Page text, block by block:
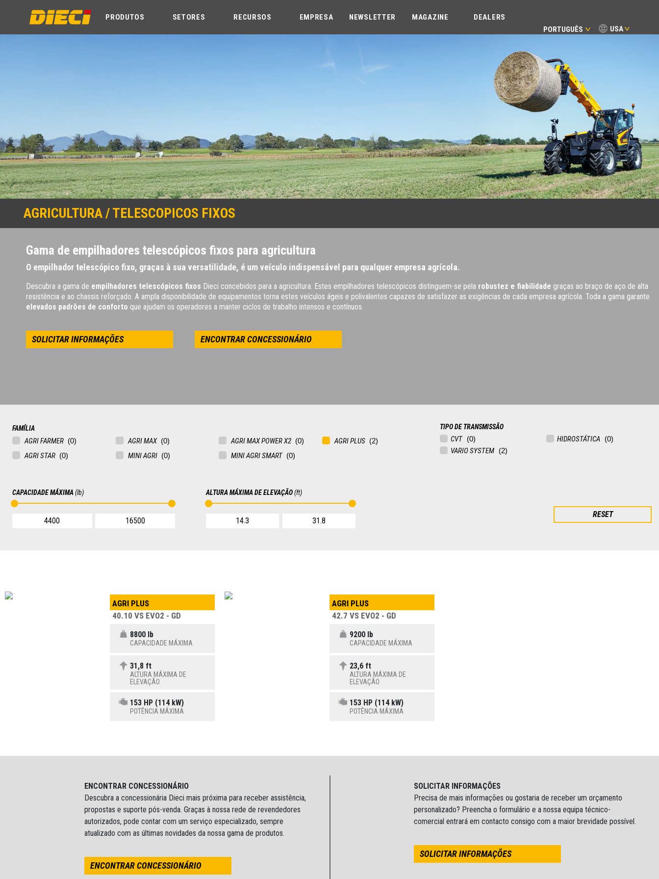
USA
PORTUGUÊS
NEWSLETTER MAGAZINE DEALERS
PRODUTOS SETORES RECURSOS EMPRESA
AGRICULTURA / TELESCOPICOS FIXOS
Gama de empilhadores telescópicos fixos para agricultura
O empilhador telescópico fixo, graças à sua versatilidade, é um veículo indispensável para qualquer empresa agrícola.
Descubra a gama de empilhadores telescópicos fixos Dieci concebidos para a agricultura. Estes empilhadores telescópicos distinguem-se pela robustez e fiabilidade graças ao braço de aço de alta
resistência e ao chassis reforçado. A ampla disponibilidade de equipamentos torna estes veículos ágeis e polivalentes capazes de satisfazer as exigências de cada empresa agrícola. Toda a gama garante
elevados padrões de conforto que ajudam os operadores a manter ciclos de trabalho intensos e contínuos.
SOLICITAR INFORMAÇÕES ENCONTRAR CONCESSIONÁRIO
FAMÍLIA
AGRI FARMER AGRI MAX AGRI MAX POWER X2
AGRI PLUS
AGRI STAR
MINI AGRI MINI AGRI SMART
TIPO DE TRANSMISSÃO
CVT
HIDROSTÁTICA
VARIO SYSTEM
CAPACIDADE MÁXIMA (lb) ALTURA MÁXIMA DE ELEVAÇÃO(ft)
RESET
AGRI PLUS
40.10 VS EVO2 - GD
8800 lb
CAPACIDADE MÁXIMA
31,8 ft
ALTURA MÁXIMA DE
ELEVAÇÃO
153 HP (114 kW)
POTÊNCIA MÁXIMA
AGRI PLUS
42.7 VS EVO2 - GD
9200 lb
CAPACIDADE MÁXIMA
23,6 ft
ALTURA MÁXIMA DE
ELEVAÇÃO
153 HP (114 kW)
POTÊNCIA MÁXIMA
ENCONTRAR CONCESSIONÁRIO
Descubra a concessionária Dieci mais próxima para receber assistência,
propostas e suporte pós-venda. Graças à nossa rede de revendedores
autorizados, pode contar com um serviço especializado, sempre
atualizado com as últimas novidades da nossa gama de produtos.
ENCONTRAR CONCESSIONÁRIO
SOLICITAR INFORMAÇÕES
Precisa de mais informações ou gostaria de receber um orçamento
personalizado? Preencha o formulário e a nossa equipa técnico-
comercial entrará em contacto consigo com a maior brevidade possível.
SOLICITAR INFORMAÇÕES